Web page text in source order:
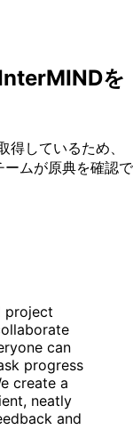
を
しているため、
ムが原典を確認で
project
can
progress
create a
neatly
and